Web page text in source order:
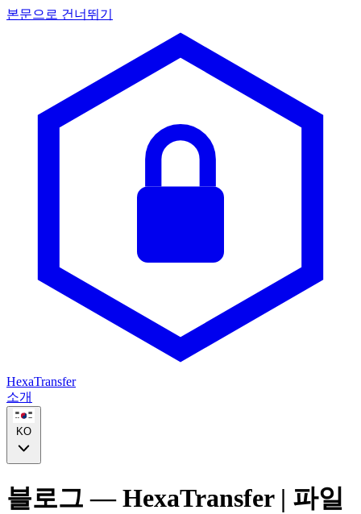
본문으로 건너뛰기
HexaTransfer
소개
KO
블로그 — HexaTransfer | 파일